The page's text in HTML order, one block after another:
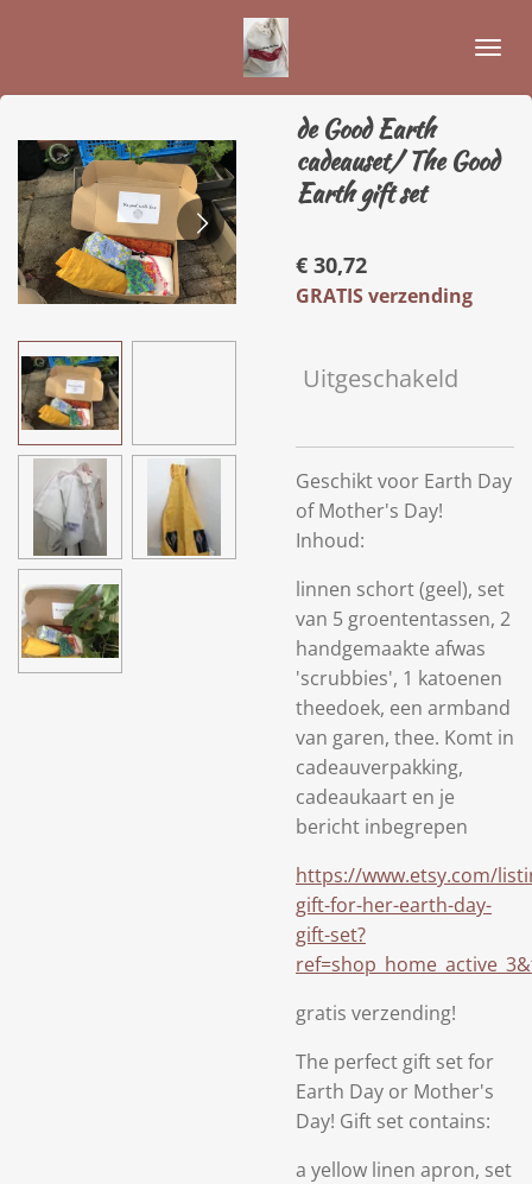
hoofdinhoud
de Good Earth
cadeauset/ The Good
Earth gift set
€ 30,72
GRATIS verzending
Uitgeschakeld
Geschikt voor Earth Day
of Mother's Day!
Inhoud:
linnen schort (geel), set
van 5 groententassen, 2
handgemaakte afwas
'scrubbies', 1 katoenen
theedoek, een armband
van garen, thee. Komt in
cadeauverpakking,
cadeaukaart en je
bericht inbegrepen
https://www.etsy.com/
gift-for-her-earth-day-
gift-set?
gratis verzending!
The perfect gift set for
Earth Day or Mother's
Day! Gift set contains:
a yellow linen apron, set